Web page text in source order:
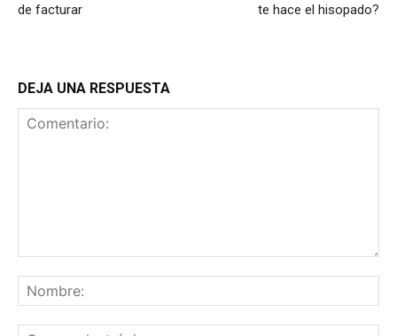
de facturar
te hace el hisopado?
DEJA UNA RESPUESTA